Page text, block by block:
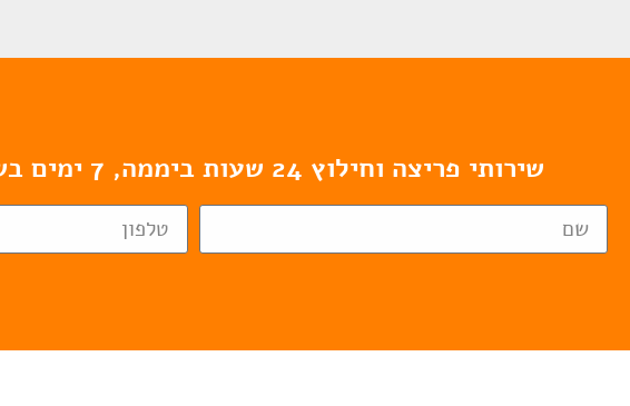
שירותי פריצה וחילוץ 24 שעות ביממה, 7 ימים בשבוע. לשירות מיידי, התקשרו עכשיו 052-8738989